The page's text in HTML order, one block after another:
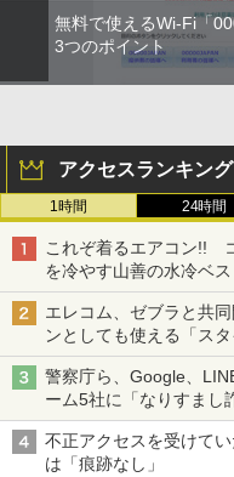
無料で使えるWi-Fi「
3つのポイント
アクセスランキング
1時間 24時間
これぞ着るエアコン!!
を冷やす山善の水冷ベ
ち・ざ・ろーど！その
エレコム、ゼブラと共
ンとしても使える「ス
も、持ち替えずに書き
警察庁ら、Google、
ーム5社に「なりすまし
真や映像を使った投資
不正アクセスを受けて
は「痕跡なし」